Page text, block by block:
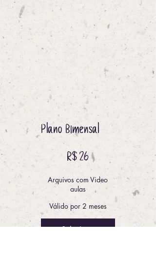
Plano Bimensal
R$26
Arquivos com Video
aulas
Válido por 2 meses
Selecionar